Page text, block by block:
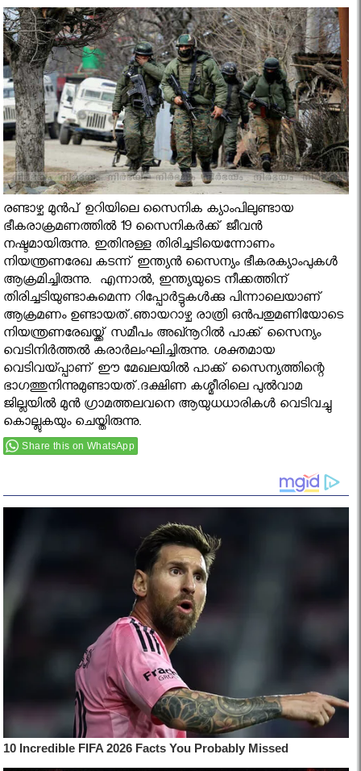
രണ്ടാഴ്ച മുൻപ് ഉറിയിലെ സൈനിക ക്യാംപിലുണ്ടായ
ഭീകരാക്രമണത്തിൽ 19 സൈനികർക്ക് ജീവൻ
നഷ്ടമായിരുന്നു. ഇതിനുള്ള തിരിച്ചടിയെന്നോണം
നിയന്ത്രണരേഖ കടന്ന് ഇന്ത്യൻ സൈന്യം ഭീകരക്യാംപുകൾ
ആക്രമിച്ചിരുന്നു. എന്നാൽ, ഇന്ത്യയുടെ നീക്കത്തിന്
തിരിച്ചടിയുണ്ടാകുമെന്ന റിപ്പോർട്ടുകൾക്കു പിന്നാലെയാണ്
ആക്രമണം ഉണ്ടായത്.ഞായറാഴ്ച രാത്രി ഒൻപതുമണിയോടെ
നിയന്ത്രണരേഖയ്ക്ക് സമീപം അഖ്നൂറിൽ പാക്ക് സൈന്യം
വെടിനിർത്തൽ കരാർലംഘിച്ചിരുന്നു. ശക്തമായ
വെടിവയ്പ്പാണ് ഈ മേഖലയിൽ പാക്ക് സൈന്യത്തിന്റെ
ഭാഗത്തുനിന്നുമുണ്ടായത്.ദക്ഷിണ കശ്മീരിലെ പുൽവാമ
ജില്ലയിൽ മുൻ ഗ്രാമത്തലവനെ ആയുധധാരികൾ വെടിവച്ചു
കൊല്ലുകയും ചെയ്തിരുന്നു.
Share this on WhatsApp